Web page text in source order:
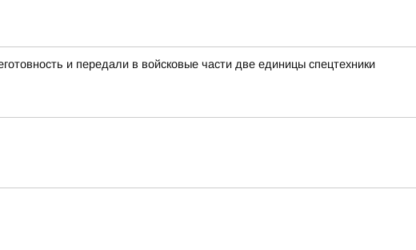
и передали в войсковые части две единицы спецтехники